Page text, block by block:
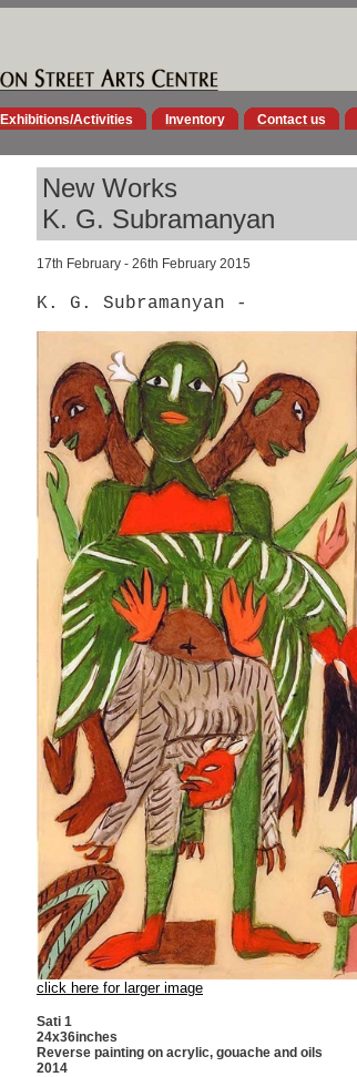
Exhibitions/Activities Inventory Contact us
New Works
K. G. Subramanyan
17th February - 26th February 2015
K. G. Subramanyan -
click here for larger image
Sati 1
24x36inches
Reverse painting on acrylic, gouache and oils
2014